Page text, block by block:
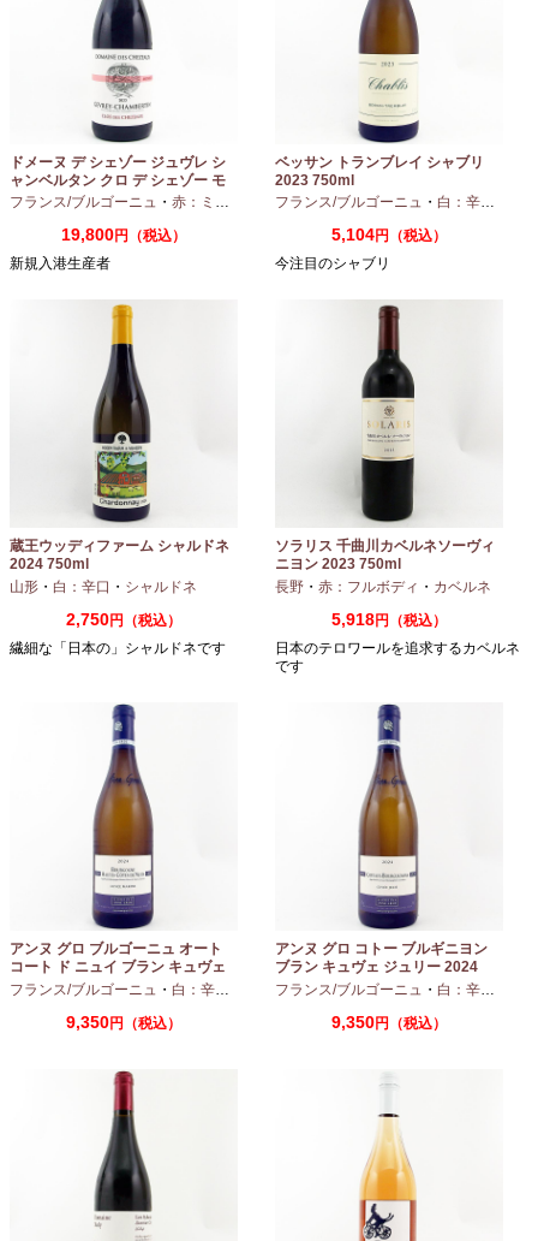
ドメーヌ デ シェゾー ジュヴレ シ
ャンベルタン クロ デ シェゾー モ
ノポール 2023 750ml
フランス/ブルゴーニュ ・ 赤：ミディアムボディ ・ピノノワール
19,800円（税込）
新規入港生産者
ベッサン トランブレイ シャブリ
2023 750ml
フランス/ブルゴーニュ ・ 白：辛口
5,104円（税込）
今注目のシャブリ
蔵王ウッディファーム シャルドネ
2024 750ml
山形 ・ 白：辛口 ・ シャルドネ
2,750円（税込）
繊細な「日本の」シャルドネです
ソラリス 千曲川カベルネソーヴィ
ニヨン 2023 750ml
長野 ・ 赤：フルボディ ・ カベルネ
5,918円（税込）
日本のテロワールを追求するカベルネ
です
アンヌ グロ ブルゴーニュ オート
コート ド ニュイ ブラン キュヴェ
マリーヌ 2024 750ml
フランス/ブルゴーニュ ・ 白：辛口 シャルドネ
9,350円（税込）
アンヌ グロ コトー ブルギニヨン
ブラン キュヴェ ジュリー 2024
フランス/ブルゴーニュ ・ 白：辛口
9,350円（税込）